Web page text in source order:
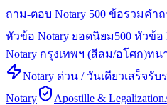
ถาม-ตอบ Notary 500 ข้อรวมคำถ
หัวข้อ Notary ยอดนิยม500 หัวข้อ
Notary กรุงเทพฯ (สีลม/อโศก)ทน
Notary ด่วน / วันเดียวเสร็จรับ
Notary
Apostille & Legalization